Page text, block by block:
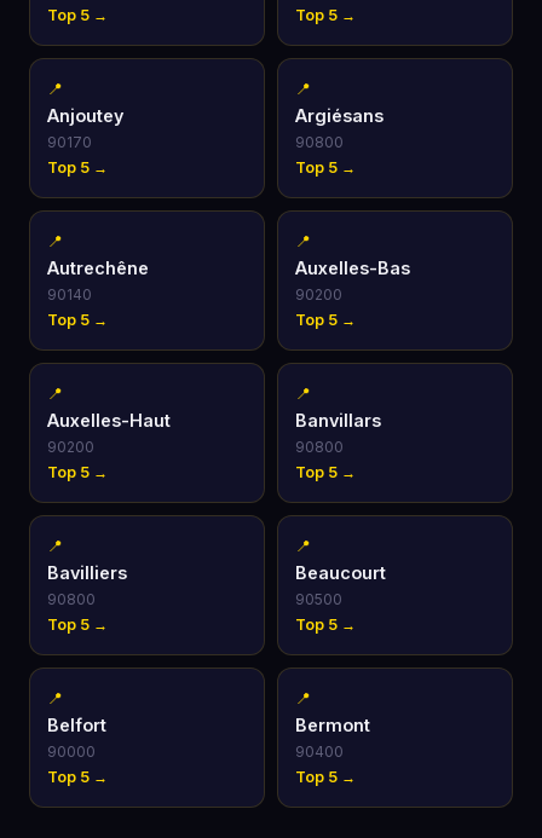
Top 5 →
Top 5 →
📍
Anjoutey
90170
Top 5 →
📍
Argiésans
90800
Top 5 →
📍
Autrechêne
90140
Top 5 →
📍
Auxelles-Bas
90200
Top 5 →
📍
Auxelles-Haut
90200
Top 5 →
📍
Banvillars
90800
Top 5 →
📍
Bavilliers
90800
Top 5 →
📍
Beaucourt
90500
Top 5 →
📍
Belfort
90000
Top 5 →
📍
Bermont
90400
Top 5 →